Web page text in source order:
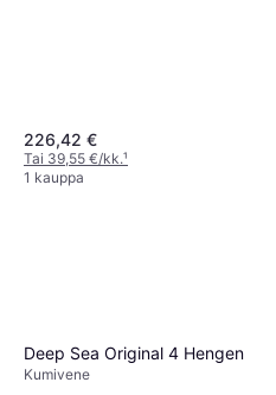
226,42 €
Tai 39,55 €/kk.¹
1 kauppa
Deep Sea Original 4 Hengen
Kumivene